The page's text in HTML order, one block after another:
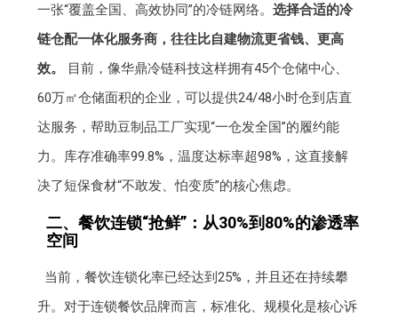
一张“覆盖全国、高效协同”的冷链网络。选择合适的冷
链仓配一体化服务商，往往比自建物流更省钱、更高
效。
目前，像华鼎冷链科技这样拥有45个仓储中心、
60万㎡仓储面积的企业，可以提供24/48小时仓到店直
达服务，帮助豆制品工厂实现“一仓发全国”的履约能
力。库存准确率99.8%，温度达标率超98%，这直接解
决了短保食材“不敢发、怕变质”的核心焦虑。
二、餐饮连锁“抢鲜”：从30%到80%的渗透率
空间
当前，餐饮连锁化率已经达到25%，并且还在持续攀
升。对于连锁餐饮品牌而言，标准化、规模化是核心诉